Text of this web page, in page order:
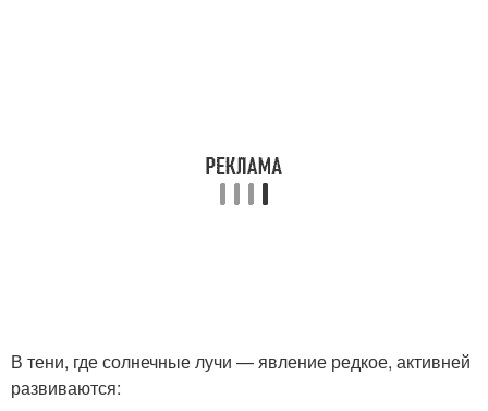
В тени, где солнечные лучи — явление редкое, активней
развиваются: